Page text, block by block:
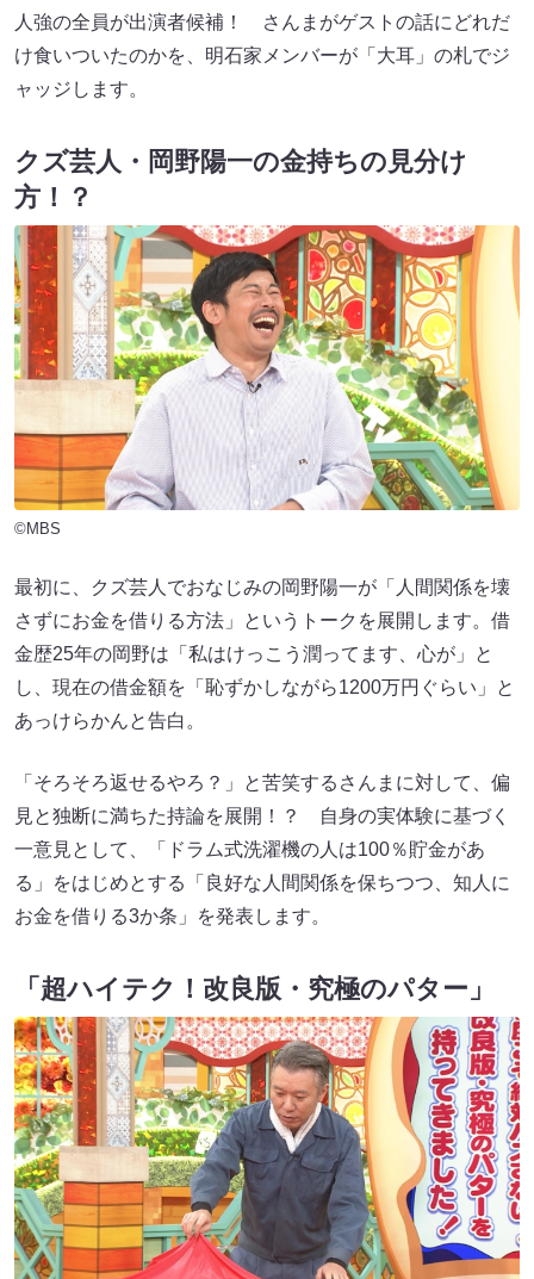
人強の全員が出演者候補！ さんまがゲストの話にどれだ
け食いついたのかを、明石家メンバーが「大耳」の札でジ
ャッジします。
クズ芸人・岡野陽一の金持ちの見分け
方！？
©MBS
最初に、クズ芸人でおなじみの岡野陽一が「人間関係を壊
さずにお金を借りる方法」というトークを展開します。借
金歴25年の岡野は「私はけっこう潤ってます、心が」と
し、現在の借金額を「恥ずかしながら1200万円ぐらい」と
あっけらかんと告白。
「そろそろ返せるやろ？」と苦笑するさんまに対して、偏
見と独断に満ちた持論を展開！？ 自身の実体験に基づく
一意見として、「ドラム式洗濯機の人は100％貯金があ
る」をはじめとする「良好な人間関係を保ちつつ、知人に
お金を借りる3か条」を発表します。
「超ハイテク！改良版・究極のパター」